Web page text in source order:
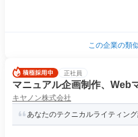
この企業の類
正社員
マニュアル企画制作、Web
キヤノン株式会社
あなたのテクニカルライティン